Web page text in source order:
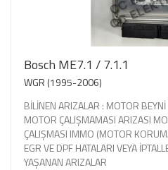
Bosch ME7.1 / 7.1.1
WGR (1995-2006)
BİLİNEN ARIZALAR : MOTOR
MOTOR ÇALIŞMAMASI ARIZASI
ÇALIŞMASI IMMO (MOTOR
EGR VE DPF HATALARI VEYA
YAŞANAN ARIZALAR